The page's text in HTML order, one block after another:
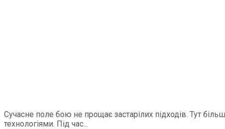
Сучасне поле бою не прощає застарілих підходів. Тут
технологіями. Під час...